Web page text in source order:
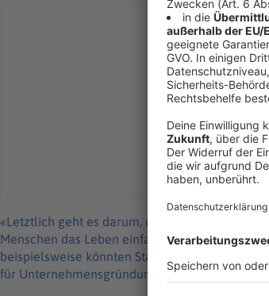
«Letztlich geht es darum, den Kommunen
Menschen das Leben einfacher zu machen»,
beispielsweise könnten Standards abgesenkt
für Unternehmensgründungen könne es